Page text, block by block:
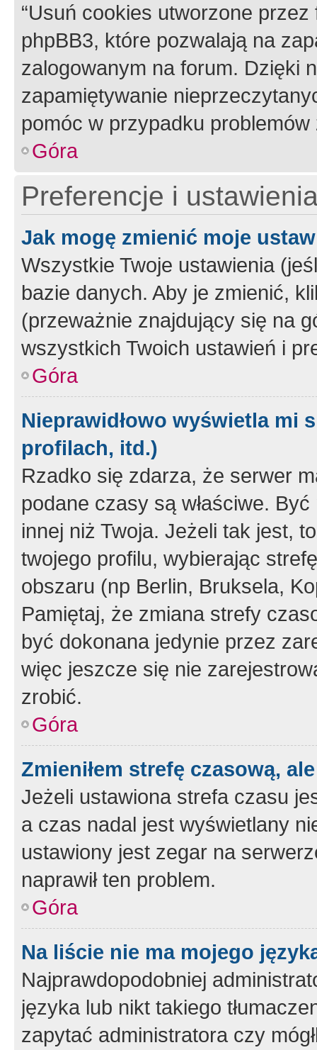
“Usuń cookies utworzone
phpBB3, które pozwalają na
zalogowanym na forum. Dzięki
zapamiętywanie
pomóc w przypadku
Góra
Preferencje i
Jak mogę zmienić moje
Wszystkie Twoje ustawienia
bazie danych. Aby je zmienić,
(przeważnie znajdujący się na
wszystkich Twoich ustawień i
Góra
Nieprawidłowo wyświetla mi
profilach, itd.)
Rzadko się zdarza, że serwer
podane czasy są właściwe.
innej niż Twoja. Jeżeli tak jest,
twojego profilu, wybierając
obszaru (np Berlin, Bruksela,
Pamiętaj, że zmiana strefy
być dokonana jedynie przez
więc jeszcze się nie
zrobić.
Góra
Zmieniłem strefę czasową,
Jeżeli ustawiona strefa czasu
a czas nadal jest wyświetlany
ustawiony jest zegar na
naprawił ten problem.
Góra
Na liście nie ma mojego
Najprawdopodobniej
języka lub nikt takiego
zapytać administratora czy